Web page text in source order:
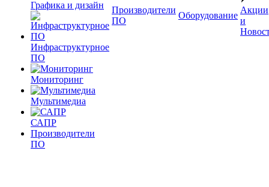
Графика и дизайн
Инфраструктурное
ПО
Мониторинг
Мультимедиа
САПР
Производители
ПО
Производители
ПО
Оборудование
Акции
и